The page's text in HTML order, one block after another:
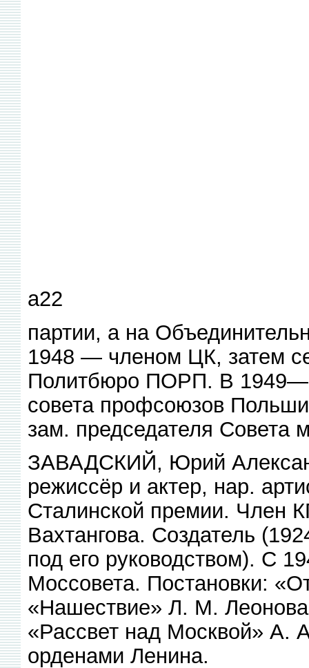
а22
партии, а на
1948 — членом ЦК, затем
Политбюро ПОРП. В
совета профсоюзов
зам. председателя Совета
ЗАВАДСКИЙ, Юрий
режиссёр и актер, нар.
Сталинской премии. Член
Вахтангова. Создатель
под его руководством). С
Моссовета. Постановки:
«Нашествие» Л. М.
«Рассвет над Москвой» А.
орденами Ленина.